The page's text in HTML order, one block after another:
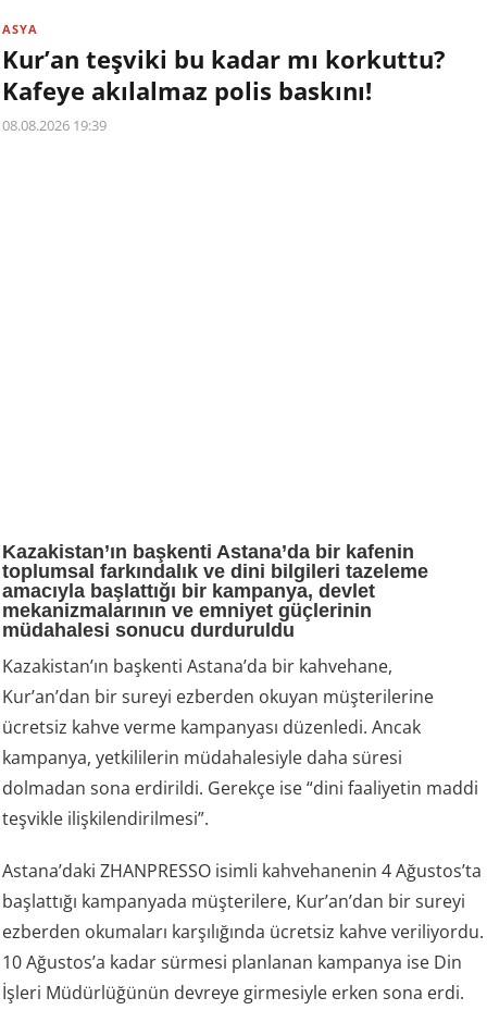
ASYA
Kur’an teşviki bu kadar mı korkuttu?
Kafeye akılalmaz polis baskını!
08.08.2026 19:39
Kazakistan’ın başkenti Astana’da bir kafenin
toplumsal farkındalık ve dini bilgileri tazeleme
amacıyla başlattığı bir kampanya, devlet
mekanizmalarının ve emniyet güçlerinin
müdahalesi sonucu durduruldu
Kazakistan’ın başkenti Astana’da bir kahvehane,
Kur’an’dan bir sureyi ezberden okuyan müşterilerine
ücretsiz kahve verme kampanyası düzenledi. Ancak
kampanya, yetkililerin müdahalesiyle daha süresi
dolmadan sona erdirildi. Gerekçe ise “dini faaliyetin maddi
teşvikle ilişkilendirilmesi”.
Astana’daki ZHANPRESSO isimli kahvehanenin 4 Ağustos’ta
başlattığı kampanyada müşterilere, Kur’an’dan bir sureyi
ezberden okumaları karşılığında ücretsiz kahve veriliyordu.
10 Ağustos’a kadar sürmesi planlanan kampanya ise Din
İşleri Müdürlüğünün devreye girmesiyle erken sona erdi.